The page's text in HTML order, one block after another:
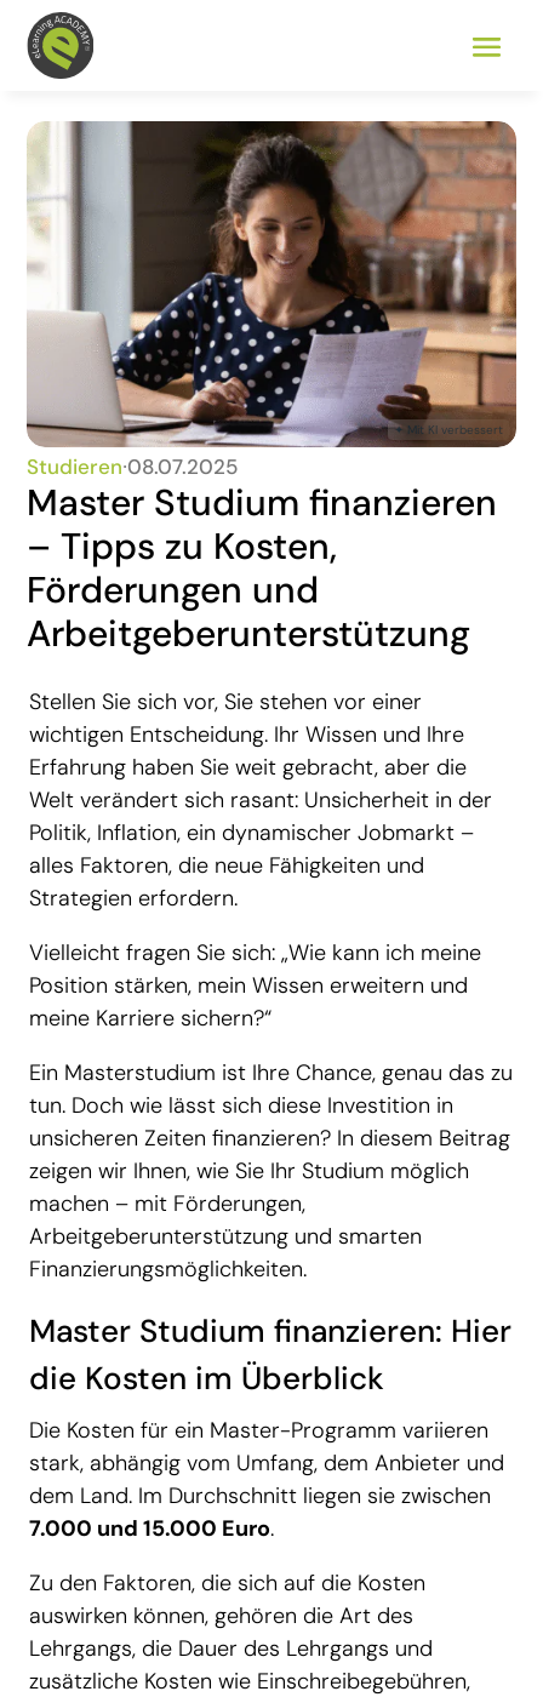
Studieren∙08.07.2025
Master Studium finanzieren
– Tipps zu Kosten,
Förderungen und
Arbeitgeberunterstützung
Stellen Sie sich vor, Sie stehen vor einer
wichtigen Entscheidung. Ihr Wissen und Ihre
Erfahrung haben Sie weit gebracht, aber die
Welt verändert sich rasant: Unsicherheit in der
Politik, Inflation, ein dynamischer Jobmarkt –
alles Faktoren, die neue Fähigkeiten und
Strategien erfordern.
Vielleicht fragen Sie sich: „Wie kann ich meine
Position stärken, mein Wissen erweitern und
meine Karriere sichern?“
Ein Masterstudium ist Ihre Chance, genau das zu
tun. Doch wie lässt sich diese Investition in
unsicheren Zeiten finanzieren? In diesem Beitrag
zeigen wir Ihnen, wie Sie Ihr Studium möglich
machen – mit Förderungen,
Arbeitgeberunterstützung und smarten
Finanzierungsmöglichkeiten.
Master Studium finanzieren: Hier
die Kosten im Überblick
Die Kosten für ein Master-Programm variieren
stark, abhängig vom Umfang, dem Anbieter und
dem Land. Im Durchschnitt liegen sie zwischen
7.000 und 15.000 Euro.
Zu den Faktoren, die sich auf die Kosten
auswirken können, gehören die Art des
Lehrgangs, die Dauer des Lehrgangs und
zusätzliche Kosten wie Einschreibegebühren,